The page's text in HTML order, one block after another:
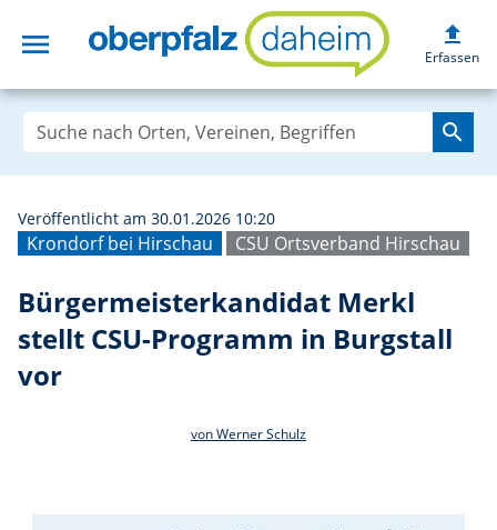
menu upload
Erfassen
search
Krondorf bei Hirschau CSU Ortsverband Hirschau
Veröffentlicht am 30.01.2026 10:20
Bürgermeisterkandidat Merkl
stellt CSU-Programm in Burgstall
vor
von Werner Schulz